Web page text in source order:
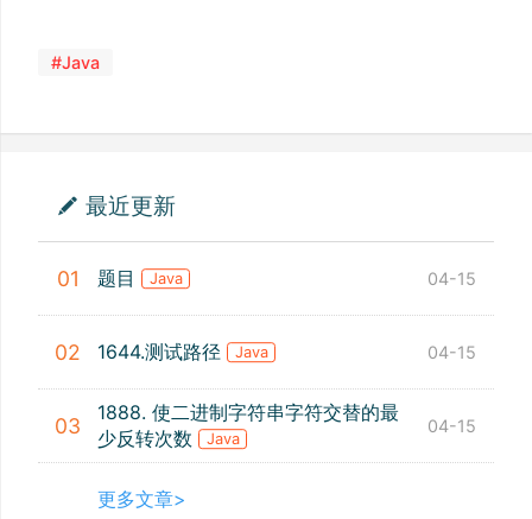
#Java
最近更新
01 题目 Java 04-15
02 1644.测试路径 Java 04-15
03
1888. 使二进制字符串字符交替的最
少反转次数
Java
04-15
更多文章>